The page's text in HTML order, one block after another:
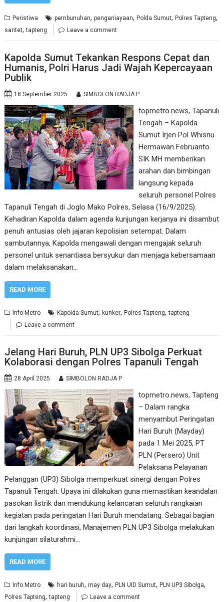
Peristiwa pembunuhan,penganiayaan,Polda Sumut,Polres Tapteng,
santet,tapteng Leave a comment
Kapolda Sumut Tekankan Respons Cepat dan
Humanis, Polri Harus Jadi Wajah Kepercayaan
Publik
18 September 2025 SIMBOLON RADJA P
topmetro.news, Tapanuli
Tengah – Kapolda
Sumut Irjen Pol Whisnu
Hermawan Februanto
SIK MH memberikan
arahan dan bimbingan
langsung kepada
seluruh personel Polres
Tapanuli Tengah di Joglo Mako Polres, Selasa (16/9/2025).
Kehadiran Kapolda dalam agenda kunjungan kerjanya ini disambut
penuh antusias oleh jajaran kepolisian setempat. Dalam
sambutannya, Kapolda mengawali dengan mengajak seluruh
personel untuk senantiasa bersyukur dan menjaga kebersamaan
dalam melaksanakan…
READ MORE
Info Metro Kapolda Sumut,kunker,Polres Tapteng,tapteng
Leave a comment
Jelang Hari Buruh, PLN UP3 Sibolga Perkuat
Kolaborasi dengan Polres Tapanuli Tengah
28 April 2025 SIMBOLON RADJA P
topmetro.news, Tapteng
– Dalam rangka
menyambut Peringatan
Hari Buruh (Mayday)
pada 1 Mei 2025, PT
PLN (Persero) Unit
Pelaksana Pelayanan
Pelanggan (UP3) Sibolga memperkuat sinergi dengan Polres
Tapanuli Tengah. Upaya ini dilakukan guna memastikan keandalan
pasokan listrik dan mendukung kelancaran seluruh rangkaian
kegiatan pada peringatan Hari Buruh mendatang. Sebagai bagian
dari langkah koordinasi, Manajemen PLN UP3 Sibolga melakukan
kunjungan silaturahmi…
READ MORE
Info Metro hari buruh,may day,PLN UID Sumut,PLN UP3 Sibolga,
Polres Tapteng,tapteng Leave a comment